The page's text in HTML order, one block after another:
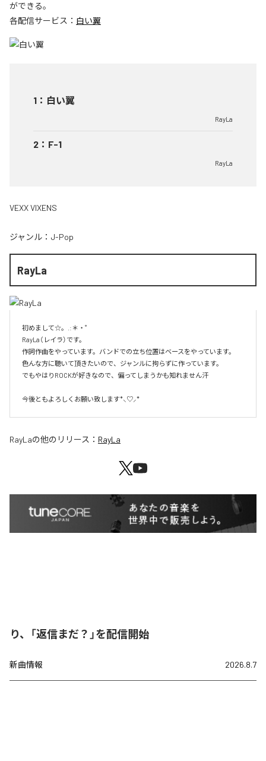
ができる。
各配信サービス： 白い翼
1 ： 白い翼
RayLa
2 ： F-1
RayLa
VEXX VIXENS
ジャンル： J-Pop
RayLa
初めまして☆。.:＊・゜
RayLa（レイラ）です。
作詞作曲をやっています。バンドでの立ち位置はベースをやっています。
色んな方に聴いて頂きたいので、ジャンルに拘らずに作っています。
でもやはりROCKが好きなので、偏ってしまうかも知れません汗
今後ともよろしくお願い致します*⸜♡⸝*
RayLaの他のリリース： RayLa
り、「返信まだ？」を配信開始
新曲情報 2026.8.7